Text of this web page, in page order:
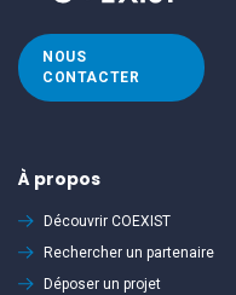
NOUS
CONTACTER
À propos
Découvrir COEXIST
Rechercher un partenaire
Déposer un projet